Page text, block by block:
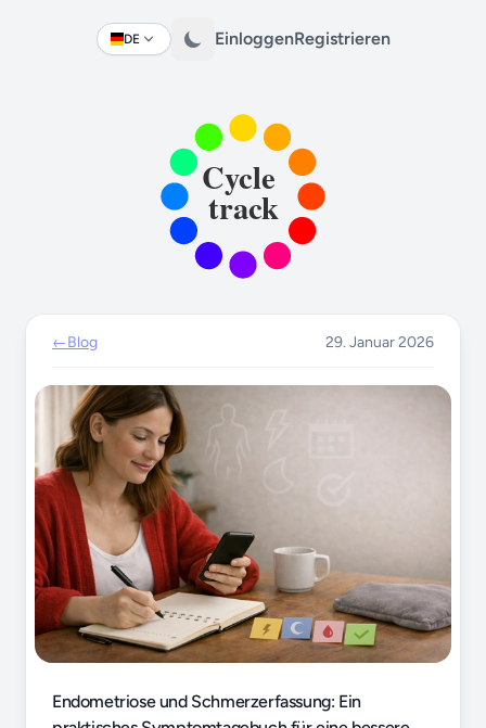
DE
Change language EinloggenRegistrieren
←Blog 29. Januar 2026
Endometriose und Schmerzerfassung: Ein